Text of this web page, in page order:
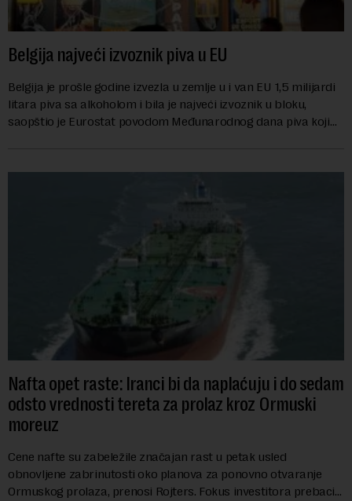
Belgija najveći izvoznik piva u EU
Belgija je prošle godine izvezla u zemlje u i van EU 1,5 milijardi
litara piva sa alkoholom i bila je najveći izvoznik u bloku,
saopštio je Eurostat povodom Međunarodnog dana piva koji
Nafta opet raste: Iranci bi da naplaćuju i do sedam
odsto vrednosti tereta za prolaz kroz Ormuski
moreuz
Cene nafte su zabeležile značajan rast u petak usled
obnovljene zabrinutosti oko planova za ponovno otvaranje
Ormuskog prolaza, prenosi Rojters. Fokus investitora prebacio